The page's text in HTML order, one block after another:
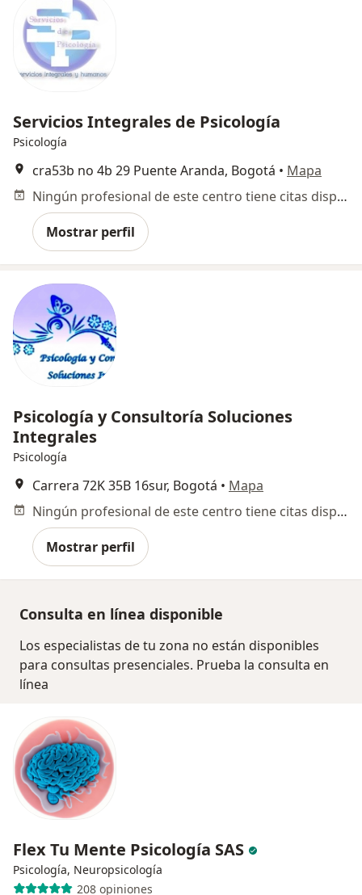
Servicios Integrales de Psicología
Psicología
cra53b no 4b 29 Puente Aranda, Bogotá • Mapa
Ningún profesional de este centro tiene citas disponibles
Mostrar perfil
Psicología y Consultoría Soluciones
Integrales
Psicología
Carrera 72K 35B 16sur, Bogotá • Mapa
Ningún profesional de este centro tiene citas disponibles
Mostrar perfil
Consulta en línea disponible
Los especialistas de tu zona no están disponibles
para consultas presenciales. Prueba la consulta en
línea
Flex Tu Mente Psicología SAS
Psicología, Neuropsicología
208 opiniones